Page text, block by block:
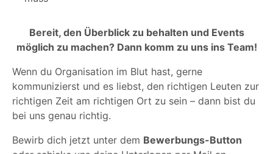
Bereit, den Überblick zu behalten und Events
möglich zu machen? Dann komm zu uns ins Team!
Wenn du Organisation im Blut hast, gerne
kommunizierst und es liebst, den richtigen Leuten zur
richtigen Zeit am richtigen Ort zu sein – dann bist du
bei uns genau richtig.
Bewirb dich jetzt unter dem Bewerbungs-Button